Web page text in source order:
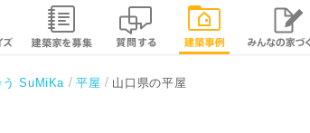
う SuMiKa 平屋 山口県の平屋